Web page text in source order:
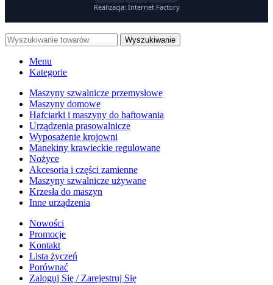
Realizacja: Internet Factory
Wyszukiwanie
Menu
Kategorie
Maszyny szwalnicze przemysłowe
Maszyny domowe
Hafciarki i maszyny do haftowania
Urządzenia prasowalnicze
Wyposażenie krojowni
Manekiny krawieckie regulowane
Nożyce
Akcesoria i części zamienne
Maszyny szwalnicze używane
Krzesła do maszyn
Inne urządzenia
Nowości
Promocje
Kontakt
Lista życzeń
Porównać
Zaloguj Się / Zarejestruj Się